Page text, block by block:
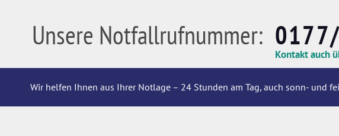
Unsere Notfallrufnummer:
Kontakt auch
Wir helfen Ihnen aus Ihrer Notlage – 24 Stunden am Tag, auch sonn- und